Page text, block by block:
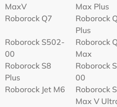
MaxV
Max Plus
Roborock Q7
Roborock
Plus
Roborock S502-
00
Roborock
Max
Roborock S8
Plus
Roborock
00
Roborock Jet M6
Roborock
Max V